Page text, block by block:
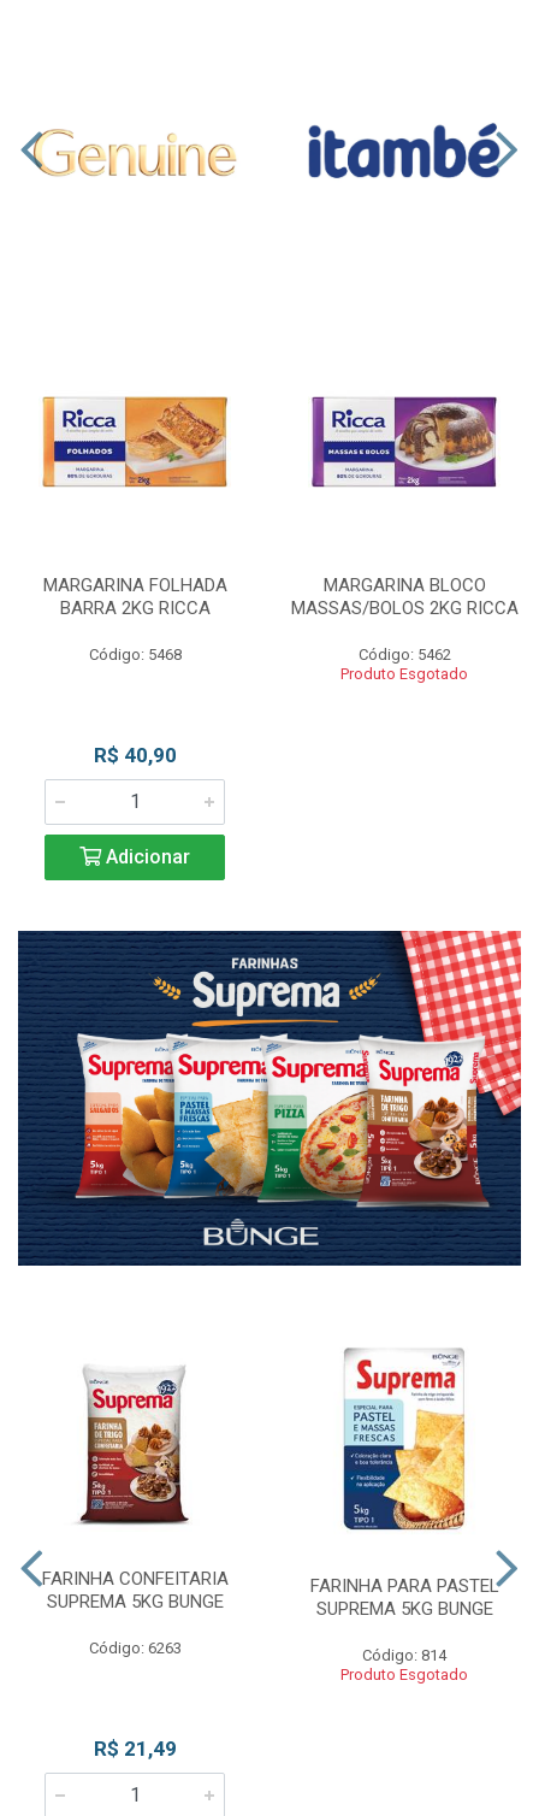
MARGARINA FOLHADA
BARRA 2KG RICCA
Código: 5468
R$ 40,90
Adicionar
MARGARINA BLOCO
MASSAS/BOLOS 2KG RICCA
Código: 5462
Produto Esgotado
FARINHA CONFEITARIA
SUPREMA 5KG BUNGE
Código: 6263
R$ 21,49
FARINHA PARA PASTEL
SUPREMA 5KG BUNGE
Código: 814
Produto Esgotado